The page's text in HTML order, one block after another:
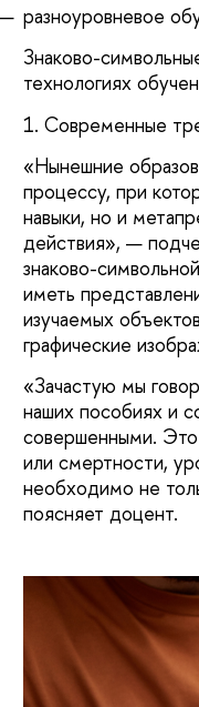
разноуровневое
Знаково-
технологиях
1. Современные
«Нынешние
процессу, при
навыки, но и
действия», —
знаково-
иметь
изучаемых
графические
«Зачастую мы
наших пособиях и
совершенными.
или смертности,
необходимо не
поясняет доцент.